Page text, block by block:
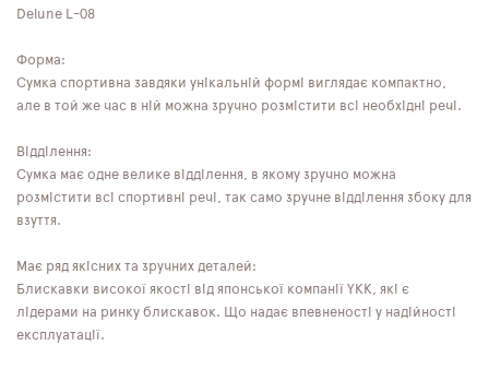
Delune L-08
Форма:
Сумка спортивна завдяки унікальній формі виглядає компактно,
але в той же час в ній можна зручно розмістити всі необхідні речі.
Відділення:
Сумка має одне велике відділення, в якому зручно можна
розмістити всі спортивні речі, так само зручне відділення збоку для
взуття.
Має ряд якісних та зручних деталей:
Блискавки високої якості від японської компанії YKK, які є
лідерами на ринку блискавок. Що надає впевненості у надійності
експлуатації.